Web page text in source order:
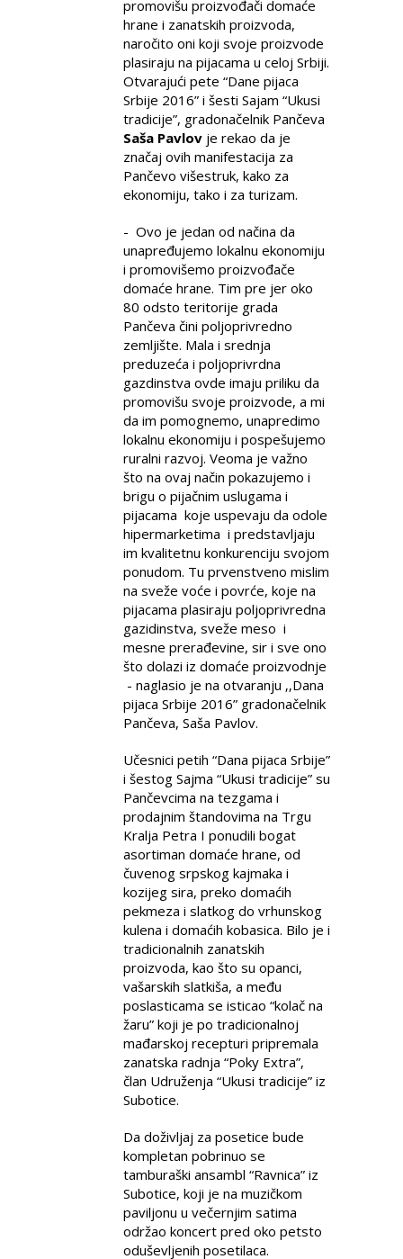
promovišu proizvođači domaće
hrane i zanatskih proizvoda,
naročito oni koji svoje proizvode
plasiraju na pijacama u celoj Srbiji.
Otvarajući pete “Dane pijaca
Srbije 2016” i šesti Sajam “Ukusi
tradicije”, gradonačelnik Pančeva
Saša Pavlov je rekao da je
značaj ovih manifestacija za
Pančevo višestruk, kako za
ekonomiju, tako i za turizam.
- Ovo je jedan od načina da
unapređujemo lokalnu ekonomiju
i promovišemo proizvođače
domaće hrane. Tim pre jer oko
80 odsto teritorije grada
Pančeva čini poljoprivredno
zemljište. Mala i srednja
preduzeća i poljoprivrdna
gazdinstva ovde imaju priliku da
promovišu svoje proizvode, a mi
da im pomognemo, unapredimo
lokalnu ekonomiju i pospešujemo
ruralni razvoj. Veoma je važno
što na ovaj način pokazujemo i
brigu o pijačnim uslugama i
pijacama koje uspevaju da odole
hipermarketima i predstavljaju
im kvalitetnu konkurenciju svojom
ponudom. Tu prvenstveno mislim
na sveže voće i povrće, koje na
pijacama plasiraju poljoprivredna
gazidinstva, sveže meso i
mesne prerađevine, sir i sve ono
što dolazi iz domaće proizvodnje
- naglasio je na otvaranju ‚‚Dana
pijaca Srbije 2016” gradonačelnik
Pančeva, Saša Pavlov.
Učesnici petih “Dana pijaca Srbije”
i šestog Sajma “Ukusi tradicije” su
Pančevcima na tezgama i
prodajnim štandovima na Trgu
Kralja Petra I ponudili bogat
asortiman domaće hrane, od
čuvenog srpskog kajmaka i
kozijeg sira, preko domaćih
pekmeza i slatkog do vrhunskog
kulena i domaćih kobasica. Bilo je i
tradicionalnih zanatskih
proizvoda, kao što su opanci,
vašarskih slatkiša, a među
poslasticama se isticao “kolač na
žaru” koji je po tradicionalnoj
mađarskoj recepturi pripremala
zanatska radnja “Poky Extra”,
član Udruženja “Ukusi tradicije” iz
Subotice.
Da doživljaj za posetice bude
kompletan pobrinuo se
tamburaški ansambl “Ravnica” iz
Subotice, koji je na muzičkom
paviljonu u večernjim satima
održao koncert pred oko petsto
oduševljenih posetilaca.